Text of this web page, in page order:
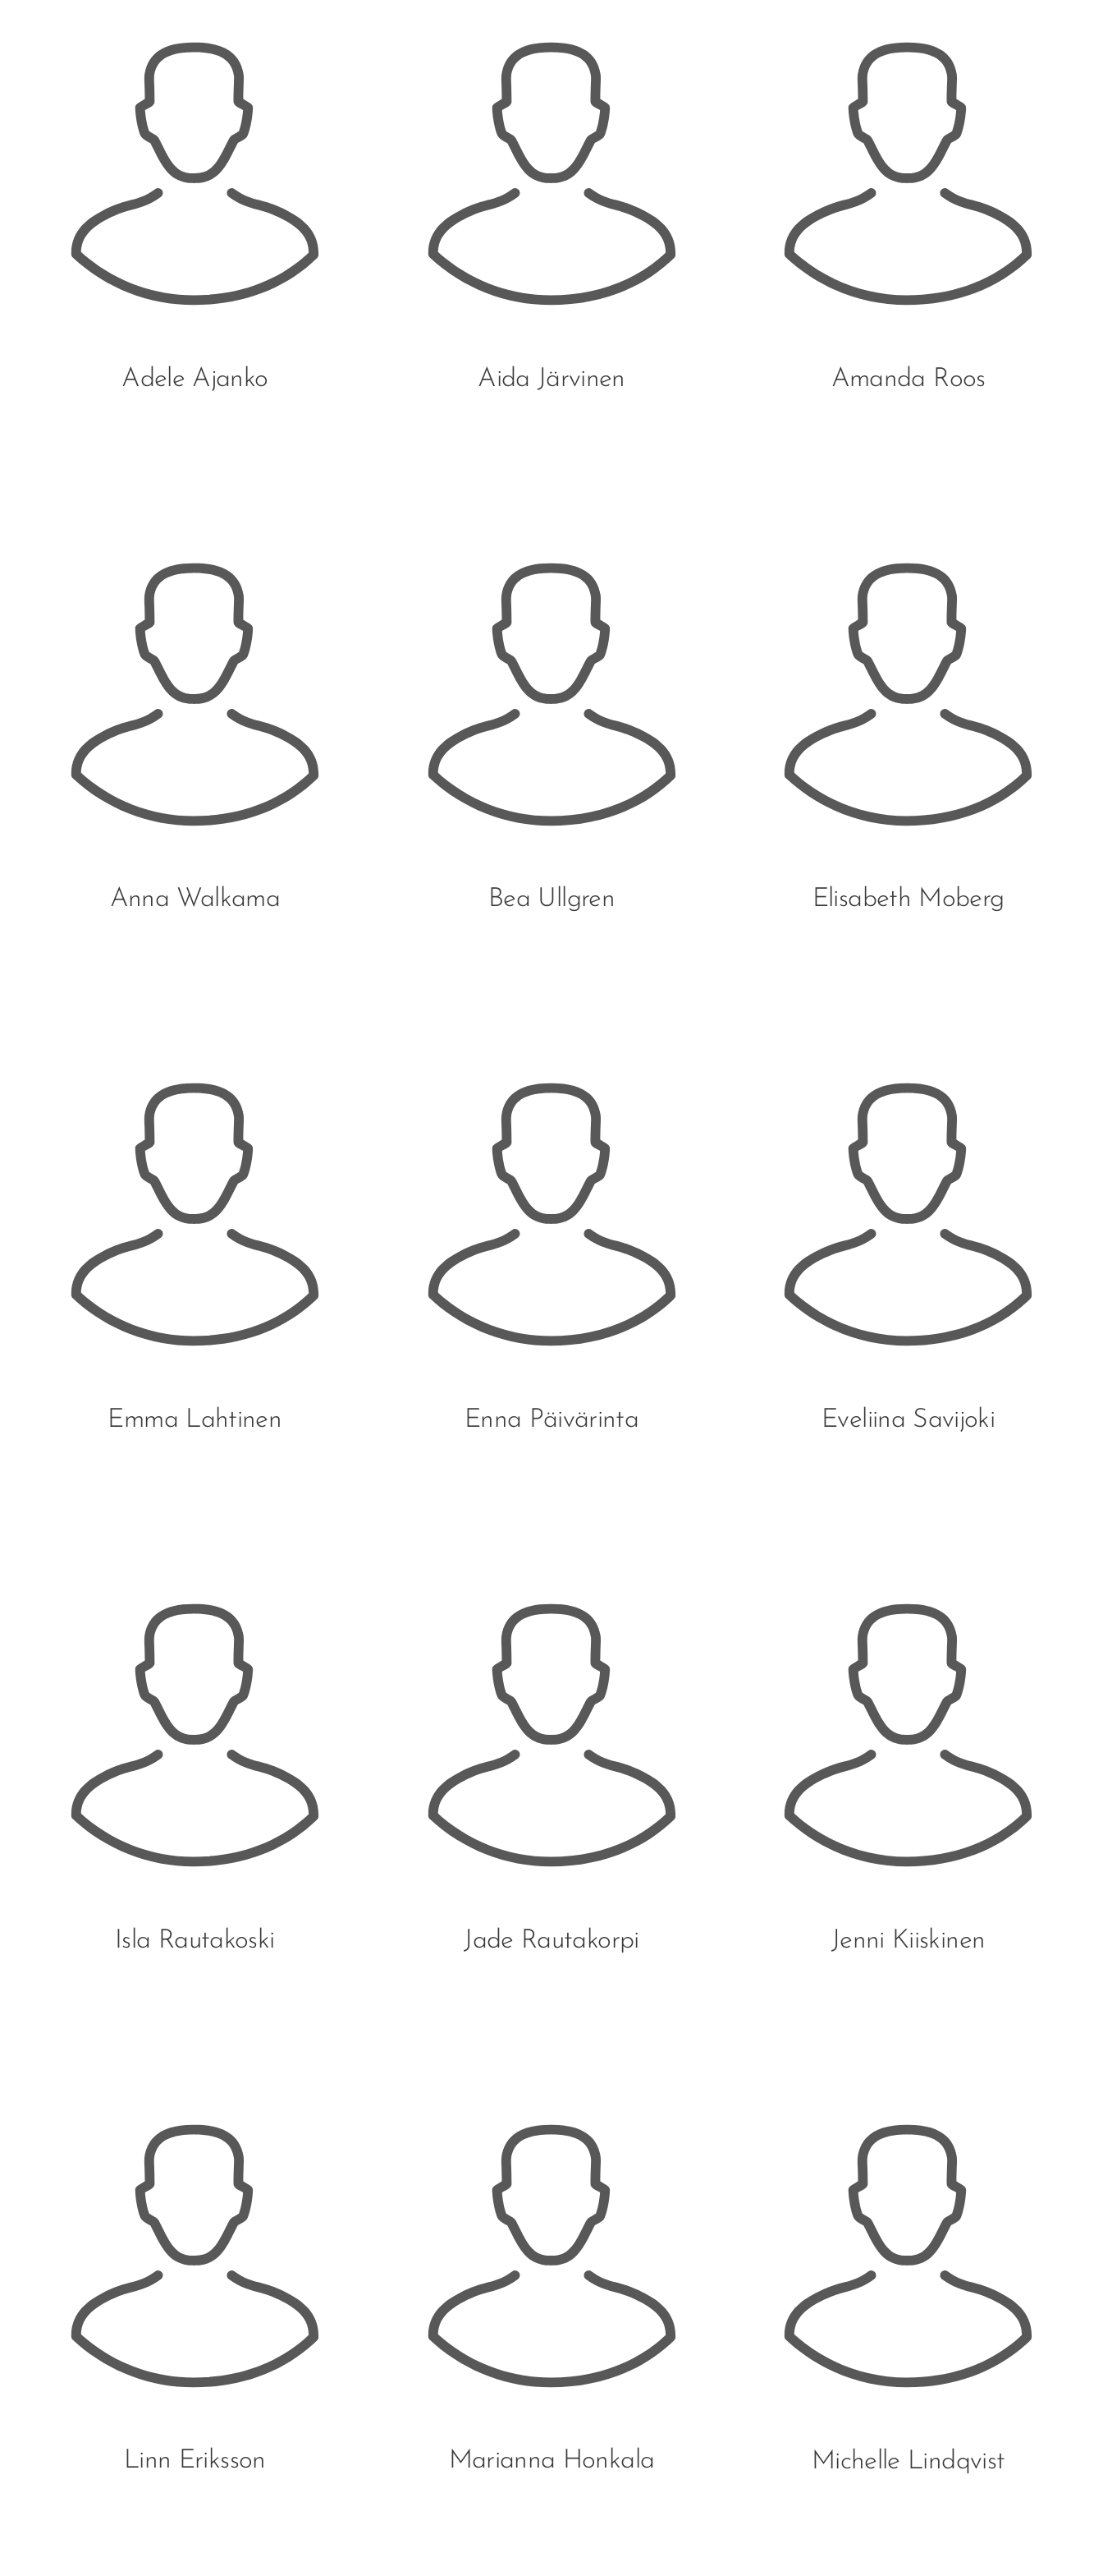
Adele Ajanko Aida Järvinen Amanda Roos
Anna Walkama Bea Ullgren Elisabeth Moberg
Emma Lahtinen Enna Päivärinta Eveliina Savijoki
Isla Rautakoski Jade Rautakorpi Jenni Kiiskinen
Linn Eriksson Marianna Honkala Michelle Lindqvist